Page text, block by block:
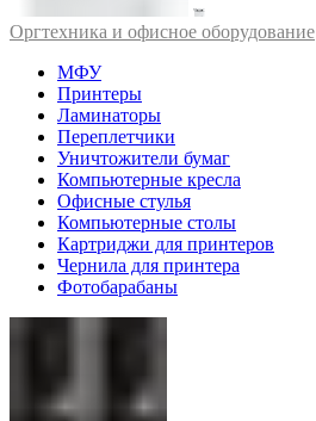
Оргтехника и офисное оборудование
МФУ
Принтеры
Ламинаторы
Переплетчики
Уничтожители бумаг
Компьютерные кресла
Офисные стулья
Компьютерные столы
Картриджи для принтеров
Чернила для принтера
Фотобарабаны